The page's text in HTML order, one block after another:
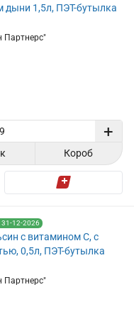
дыни 1,5л, ПЭТ-бутылка
Партнерс"
+
Короб
12-2026
с витамином С, с
0,5л, ПЭТ-бутылка
Партнерс"